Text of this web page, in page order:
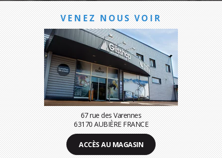
VENEZ NOUS VOIR
67 rue des Varennes
63170 AUBIÈRE FRANCE
ACCÈS AU MAGASIN